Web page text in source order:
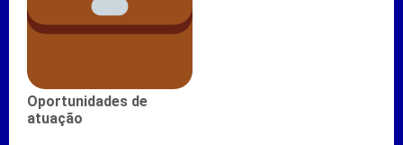
Oportunidades de
atuação